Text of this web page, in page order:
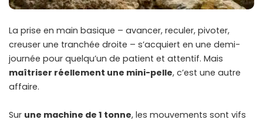
La prise en main basique – avancer, reculer, pivoter,
creuser une tranchée droite – s’acquiert en une demi-
journée pour quelqu’un de patient et attentif. Mais
maîtriser réellement une mini-pelle, c’est une autre
affaire.
Sur une machine de 1 tonne, les mouvements sont vifs